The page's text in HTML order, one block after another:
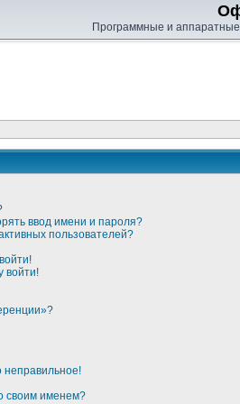
Программные и
ввод имени и пароля?
пользователей?
войти!
неправильное!
своим именем?